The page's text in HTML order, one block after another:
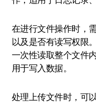
在进行文件操作时，
以及是否有读写权限
一次性读取整个文件
用于写入数据。
处理上传文件时，可